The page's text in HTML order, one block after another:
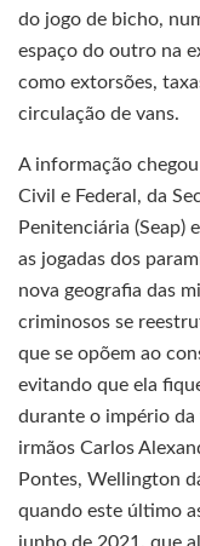
do jogo de bicho,
espaço do outro na
como extorsões,
circulação de vans.
A informação
Civil e Federal, da
Penitenciária (Seap)
as jogadas dos
nova geografia das
criminosos se
que se opõem ao
evitando que ela
durante o império
irmãos Carlos
Pontes, Wellington
quando este último